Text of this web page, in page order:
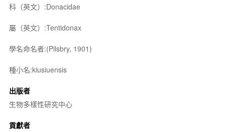
科（英文）:Donacidae
屬（英文）:Tentidonax
學名命名者:(Pilsbry, 1901)
種小名:kiusiuensis
出版者
生物多樣性研究中心
貢獻者